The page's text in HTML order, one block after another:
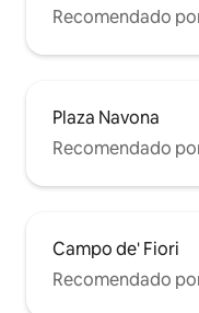
Recomendado
Plaza Navona
Recomendado
Campo de' Fiori
Recomendado